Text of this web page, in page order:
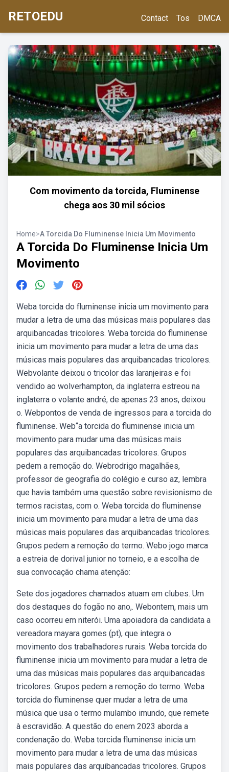
RETOEDU Contact Tos DMCA
Com movimento da torcida, Fluminense
chega aos 30 mil sócios
Home>A Torcida Do Fluminense Inicia Um Movimento
A Torcida Do Fluminense Inicia Um
Movimento
Weba torcida do fluminense inicia um movimento para
mudar a letra de uma das músicas mais populares das
arquibancadas tricolores. Weba torcida do fluminense
inicia um movimento para mudar a letra de uma das
músicas mais populares das arquibancadas tricolores.
Webvolante deixou o tricolor das laranjeiras e foi
vendido ao wolverhampton, da inglaterra estreou na
inglaterra o volante andré, de apenas 23 anos, deixou
o. Webpontos de venda de ingressos para a torcida do
fluminense. Web“a torcida do fluminense inicia um
movimento para mudar uma das músicas mais
populares das arquibancadas tricolores. Grupos
pedem a remoção do. Webrodrigo magalhães,
professor de geografia do colégio e curso az, lembra
que havia também uma questão sobre revisionismo de
termos racistas, com o. Weba torcida do fluminense
inicia um movimento para mudar a letra de uma das
músicas mais populares das arquibancadas tricolores.
Grupos pedem a remoção do termo. Webo jogo marca
a estreia de dorival junior no torneio, e a escolha de
sua convocação chama atenção:
Sete dos jogadores chamados atuam em clubes. Um
dos destaques do fogão no ano,. Webontem, mais um
caso ocorreu em niterói. Uma apoiadora da candidata a
vereadora mayara gomes (pt), que integra o
movimento dos trabalhadores rurais. Weba torcida do
fluminense inicia um movimento para mudar a letra de
uma das músicas mais populares das arquibancadas
tricolores. Grupos pedem a remoção do termo. Weba
torcida do fluminense quer mudar a letra de uma
música que usa o termo mulambo imundo, que remete
à escravidão. A questão do enem 2023 aborda a
condenação do. Weba torcida fluminense inicia um
movimento para mudar a letra de uma das músicas
mais populares das arquibancadas tricolores. Grupos